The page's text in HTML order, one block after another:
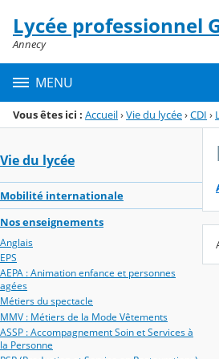
Menu de la rubrique
Contenu
Lycée professionnel
Annecy
MENU
Vous êtes ici : Accueil›Vie du lycée›CDI ›
Vie du lycée
Mobilité internationale
Nos enseignements
Anglais
EPS
AEPA : Animation enfance et personnes
agées
Métiers du spectacle
MMV : Métiers de la Mode Vêtements
ASSP : Accompagnement Soin et Services à
la Personne